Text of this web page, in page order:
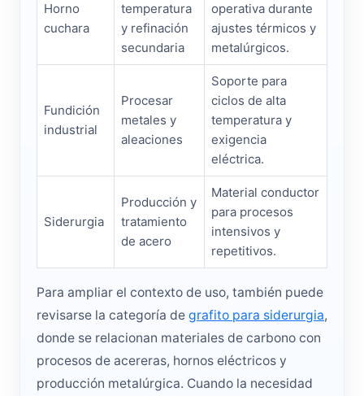
Horno
cuchara
temperatura
y refinación
secundaria
operativa durante
ajustes térmicos y
metalúrgicos.
Fundición
industrial
Procesar
metales y
aleaciones
Soporte para
ciclos de alta
temperatura y
exigencia
eléctrica.
Siderurgia
Producción y
tratamiento
de acero
Material conductor
para procesos
intensivos y
repetitivos.
Para ampliar el contexto de uso, también puede
revisarse la categoría de grafito para siderurgia,
donde se relacionan materiales de carbono con
procesos de acereras, hornos eléctricos y
producción metalúrgica. Cuando la necesidad